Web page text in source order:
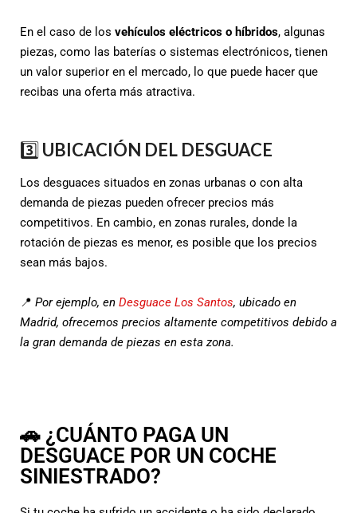
En el caso de los vehículos eléctricos o híbridos, algunas
piezas, como las baterías o sistemas electrónicos, tienen
un valor superior en el mercado, lo que puede hacer que
recibas una oferta más atractiva.
3️⃣UBICACIÓN DEL DESGUACE
Los desguaces situados en zonas urbanas o con alta
demanda de piezas pueden ofrecer precios más
competitivos. En cambio, en zonas rurales, donde la
rotación de piezas es menor, es posible que los precios
sean más bajos.
📍 Por ejemplo, en Desguace Los Santos, ubicado en
Madrid, ofrecemos precios altamente competitivos debido a
la gran demanda de piezas en esta zona.
🚗 ¿CUÁNTO PAGA UN
DESGUACE POR UN COCHE
SINIESTRADO?